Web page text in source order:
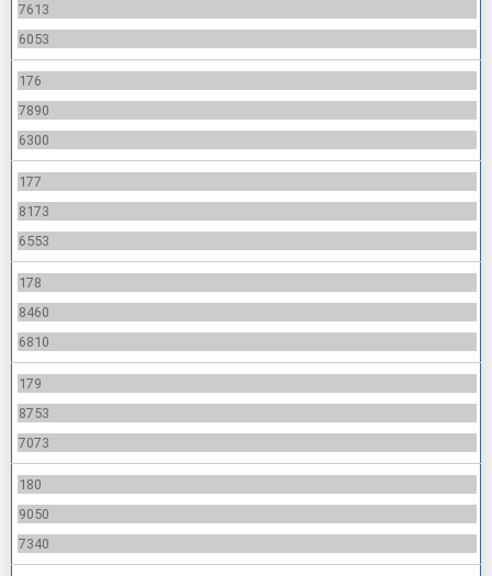
7613
6053
176
7890
6300
177
8173
6553
178
8460
6810
179
8753
7073
180
9050
7340